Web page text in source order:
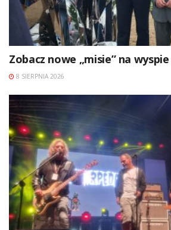
Zobacz nowe „misie” na wyspie
8 SIERPNIA 2026